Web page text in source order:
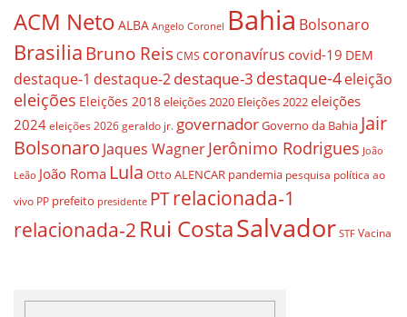
ACM Neto ALBA Angelo Coronel Bahia Bolsonaro
BrasiliaBruno ReisCMS coronavírus covid-19 DEM
destaque-1 destaque-2destaque-3 destaque-4eleição
eleições Eleições 2018eleições 2020 Eleições 2022eleições
2024 eleições 2026 geraldo jr. governadorGoverno da Bahia Jair
Bolsonaro Jaques WagnerJerônimo Rodrigues João
Leão João Roma Lula Otto ALENCAR pandemia pesquisa política ao
vivo PP prefeito presidente PTrelacionada-1
relacionada-2 Rui CostaSalvador STF Vacina